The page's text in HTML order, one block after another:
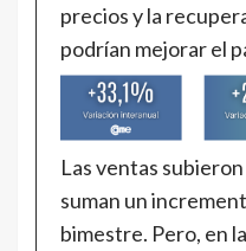
precios y la
podrían mejorar el
Las ventas
suman un
bimestre. Pero, en